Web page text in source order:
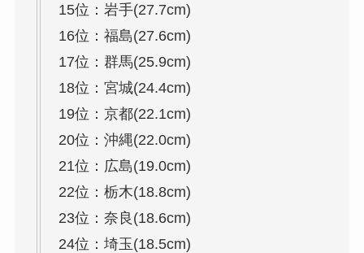
15位：岩手(27.7cm)
16位：福島(27.6cm)
17位：群馬(25.9cm)
18位：宮城(24.4cm)
19位：京都(22.1cm)
20位：沖縄(22.0cm)
21位：広島(19.0cm)
22位：栃木(18.8cm)
23位：奈良(18.6cm)
24位：埼玉(18.5cm)